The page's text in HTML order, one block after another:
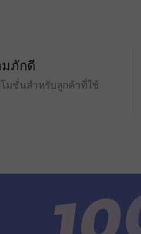
มภักดี
มชั่นสำหรับลูกค้าที่ใช้